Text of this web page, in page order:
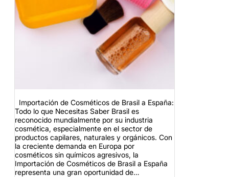
Importación de Cosméticos de Brasil a España:
Todo lo que Necesitas Saber Brasil es
reconocido mundialmente por su industria
cosmética, especialmente en el sector de
productos capilares, naturales y orgánicos. Con
la creciente demanda en Europa por
cosméticos sin químicos agresivos, la
Importación de Cosméticos de Brasil a España
representa una gran oportunidad de…